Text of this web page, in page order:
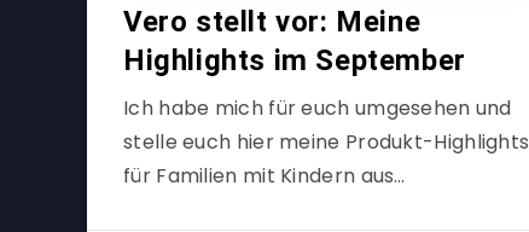
Vero stellt vor: Meine
Highlights im September
Ich habe mich für euch umgesehen und
stelle euch hier meine Produkt-Highlights
für Familien mit Kindern aus…